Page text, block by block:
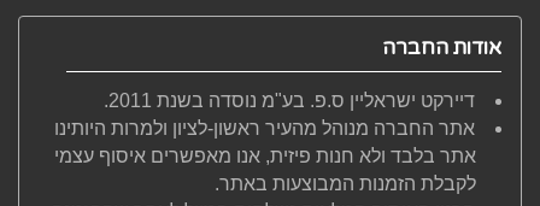
אודות החברה
דיירקט ישראליין ס.פ. בע"מ נוסדה בשנת 2011.
אתר החברה מנוהל מהעיר ראשון-לציון ולמרות היותינו
אתר בלבד ולא חנות פיזית, אנו מאפשרים איסוף עצמי
לקבלת הזמנות המבוצעות באתר.